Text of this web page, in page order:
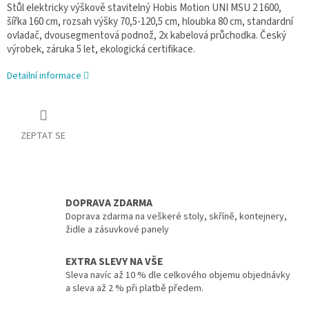
Stůl elektricky výškově stavitelný Hobis Motion UNI MSU 2 1600,
šířka 160 cm, rozsah výšky 70,5-120,5 cm, hloubka 80 cm, standardní
ovladač, dvousegmentová podnož, 2x kabelová průchodka. Český
výrobek, záruka 5 let, ekologická certifikace.
Detailní informace
ZEPTAT SE
DOPRAVA ZDARMA
Doprava zdarma na veškeré stoly, skříně, kontejnery,
židle a zásuvkové panely
EXTRA SLEVY NA VŠE
Sleva navíc až 10 % dle celkového objemu objednávky
a sleva až 2 % při platbě předem.